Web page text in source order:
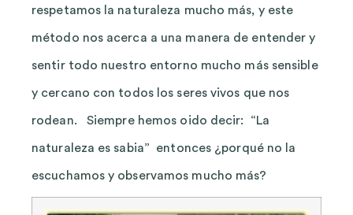
respetamos la naturaleza mucho más, y este
método nos acerca a una manera de entender y
sentir todo nuestro entorno mucho más sensible
y cercano con todos los seres vivos que nos
rodean. Siempre hemos oido decir: “La
naturaleza es sabia” entonces ¿porqué no la
escuchamos y observamos mucho más?